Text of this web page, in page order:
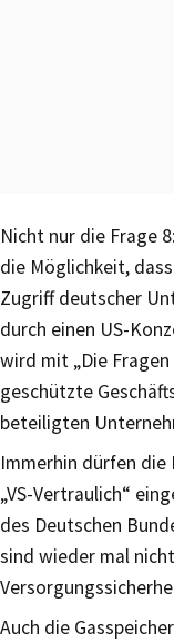
Nicht nur die Frage
die Möglichkeit,
Zugriff deutscher
durch einen US-
wird mit „Die
geschützte
beteiligten
Immerhin dürfen die
„VS-Vertraulich“
des Deutschen
sind wieder mal
Auch die